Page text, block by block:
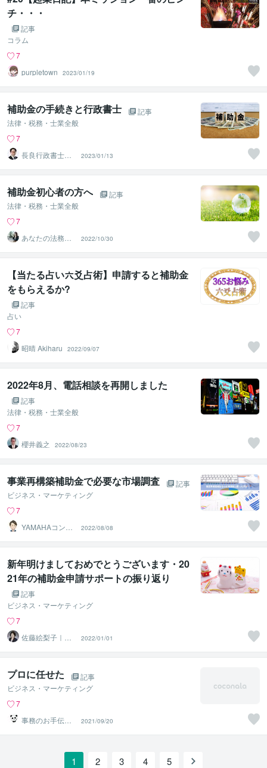
チ・・・
記事
コラム
7
purpletown
2023/01/19
補助金の手続きと行政書士
記事
法律・税務・士業全般
7
長良行政書士事
務所
2023/01/13
補助金初心者の方へ
記事
法律・税務・士業全般
7
あなたの法務秘
書 Moe
2022/10/30
【当たる占い六爻占術】申請すると補助金
をもらえるか?
記事
占い
7
昭晴 Akiharu
2022/09/07
2022年8月、電話相談を再開しました
記事
法律・税務・士業全般
7
櫻井義之
2022/08/23
事業再構築補助金で必要な市場調査
記事
ビジネス・マーケティング
7
YAMAHAコンサ
ルティング
2022/08/08
新年明けましておめでとうございます・20
21年の補助金申請サポートの振り返り
記事
ビジネス・マーケティング
7
佐藤絵梨子｜審
査突破の専門家
2022/01/01
プロに任せた
記事
ビジネス・マーケティング
7
事務のお手伝い
さん
2021/09/20
1 2 3 4 5